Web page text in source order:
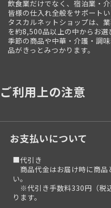
飲食業だけでなく、宿泊業・
皆様の仕入れ全般をサポートい
タスカルネットショップは、
を約8,500品以上の中からお選
季節の商品や中華・介護・調
品がきっとみつかります。
ご利用上の注意
お支払いについて
■代引き
商品代金はお届け時に商品
い。
※代引き手数料330円（税
ります。